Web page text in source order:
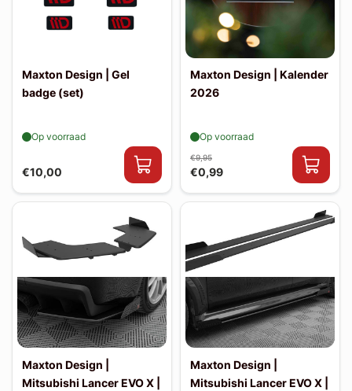
Maxton Design | Gel
badge (set)
€10,00
Op voorraad
Maxton Design | Kalender
2026
€9,95
€0,99
Op voorraad
Maxton Design |
Mitsubishi Lancer EVO X |
Maxton Design |
Mitsubishi Lancer EVO X |